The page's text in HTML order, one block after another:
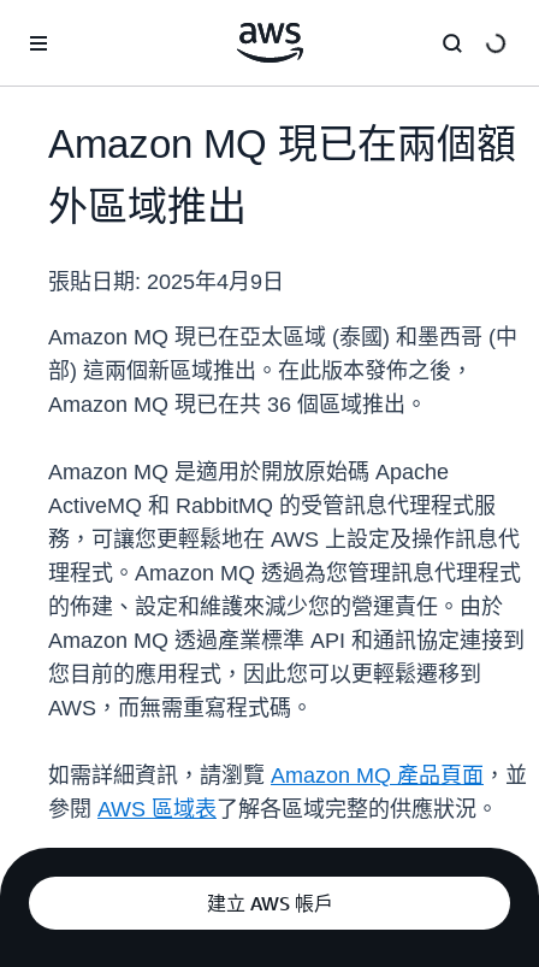
Amazon MQ 現已在兩個額
外區域推出
張貼日期: 2025年4月9日
Amazon MQ 現已在亞太區域 (泰國) 和墨西哥 (中
部) 這兩個新區域推出。在此版本發佈之後，
Amazon MQ 現已在共 36 個區域推出。
Amazon MQ 是適用於開放原始碼 Apache
ActiveMQ 和 RabbitMQ 的受管訊息代理程式服
務，可讓您更輕鬆地在 AWS 上設定及操作訊息代
理程式。Amazon MQ 透過為您管理訊息代理程式
的佈建、設定和維護來減少您的營運責任。由於
Amazon MQ 透過產業標準 API 和通訊協定連接到
您目前的應用程式，因此您可以更輕鬆遷移到
AWS，而無需重寫程式碼。
如需詳細資訊，請瀏覽 Amazon MQ 產品頁面 ，並
參閱 AWS 區域表 了解各區域完整的供應狀況。
建立 AWS 帳戶